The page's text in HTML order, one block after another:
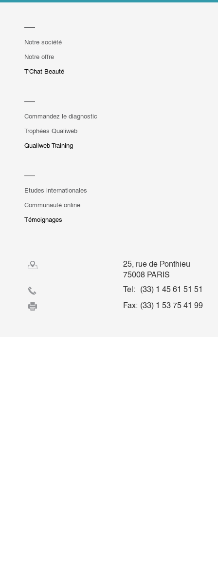
Notre société
Notre offre
T'Chat Beauté
Commandez le diagnostic
Trophées Qualiweb
Qualiweb Training
Etudes internationales
Communauté online
Témoignages
25, rue de Ponthieu
75008 PARIS
Tel:
(33) 1 45 61 51 51
Fax: (33) 1 53 75 41 99